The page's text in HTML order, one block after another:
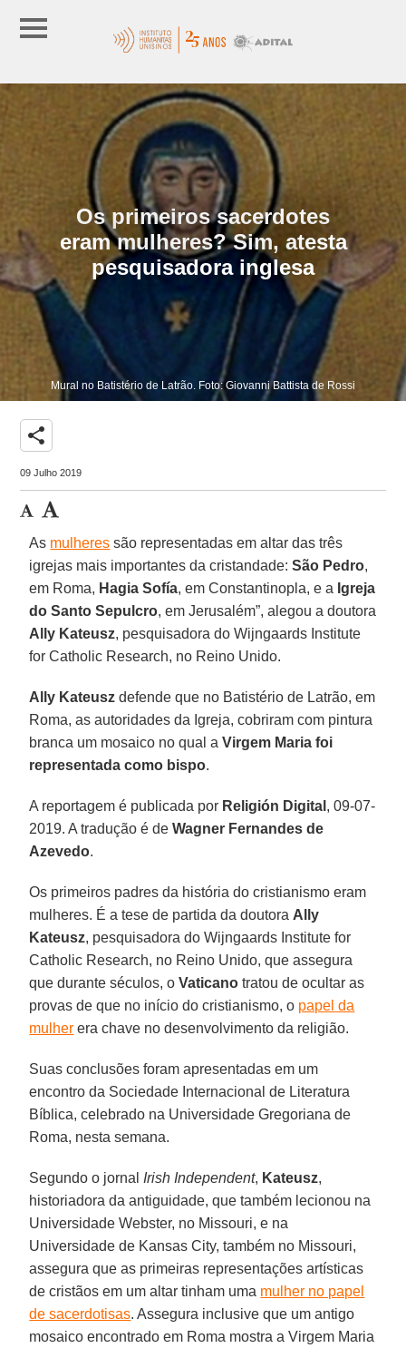
Os primeiros sacerdotes
eram mulheres? Sim, atesta
pesquisadora inglesa
Mural no Batistério de Latrão. Foto: Giovanni Battista de Rossi
share
09 Julho 2019
As mulheres são representadas em altar das três
igrejas mais importantes da cristandade:São Pedro,
em Roma, Hagia Sofía, em Constantinopla, e a Igreja
do Santo Sepulcro, em Jerusalém”, alegou a doutora
Ally Kateusz, pesquisadora do Wijngaards Institute
for Catholic Research, no Reino Unido.
Ally Kateuszdefende que no Batistério de Latrão, em
Roma, as autoridades da Igreja, cobriram com pintura
branca um mosaico no qual aVirgem Maria foi
representada como bispo.
A reportagem é publicada por Religión Digital , 09-07-
2019. A tradução é deWagner Fernandes de
Azevedo.
Os primeiros padres da história do cristianismo eram
mulheres. É a tese de partida da doutora Ally
Kateusz, pesquisadora do Wijngaards Institute for
Catholic Research, no Reino Unido, que assegura
que durante séculos, oVaticano tratou de ocultar as
provas de que no início do cristianismo, o papel da
mulher era chave no desenvolvimento da religião.
Suas conclusões foram apresentadas em um
encontro da Sociedade Internacional de Literatura
Bíblica, celebrado na Universidade Gregoriana de
Roma, nesta semana.
Segundo o jornal Irish Independent, Kateusz,
historiadora da antiguidade, que também lecionou na
Universidade Webster, no Missouri, e na
Universidade de Kansas City, também no Missouri,
assegura que as primeiras representações artísticas
de cristãos em um altar tinham uma mulher no papel
de sacerdotisas. Assegura inclusive que um antigo
mosaico encontrado em Roma mostra a Virgem Maria